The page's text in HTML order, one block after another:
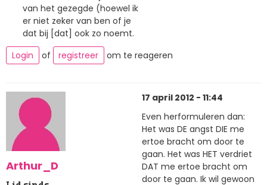
van het gezegde (hoewel ik
er niet zeker van ben of je
dat bij [dat] ook zo noemt.
Login
of registreer om te reageren
Arthur_D
17 april 2012 - 11:44
Even herformuleren dan:
Het was DE angst DIE me
ertoe bracht om door te
gaan. Het was HET verdriet
DAT me ertoe bracht om
door te gaan. Ik wil gewoon